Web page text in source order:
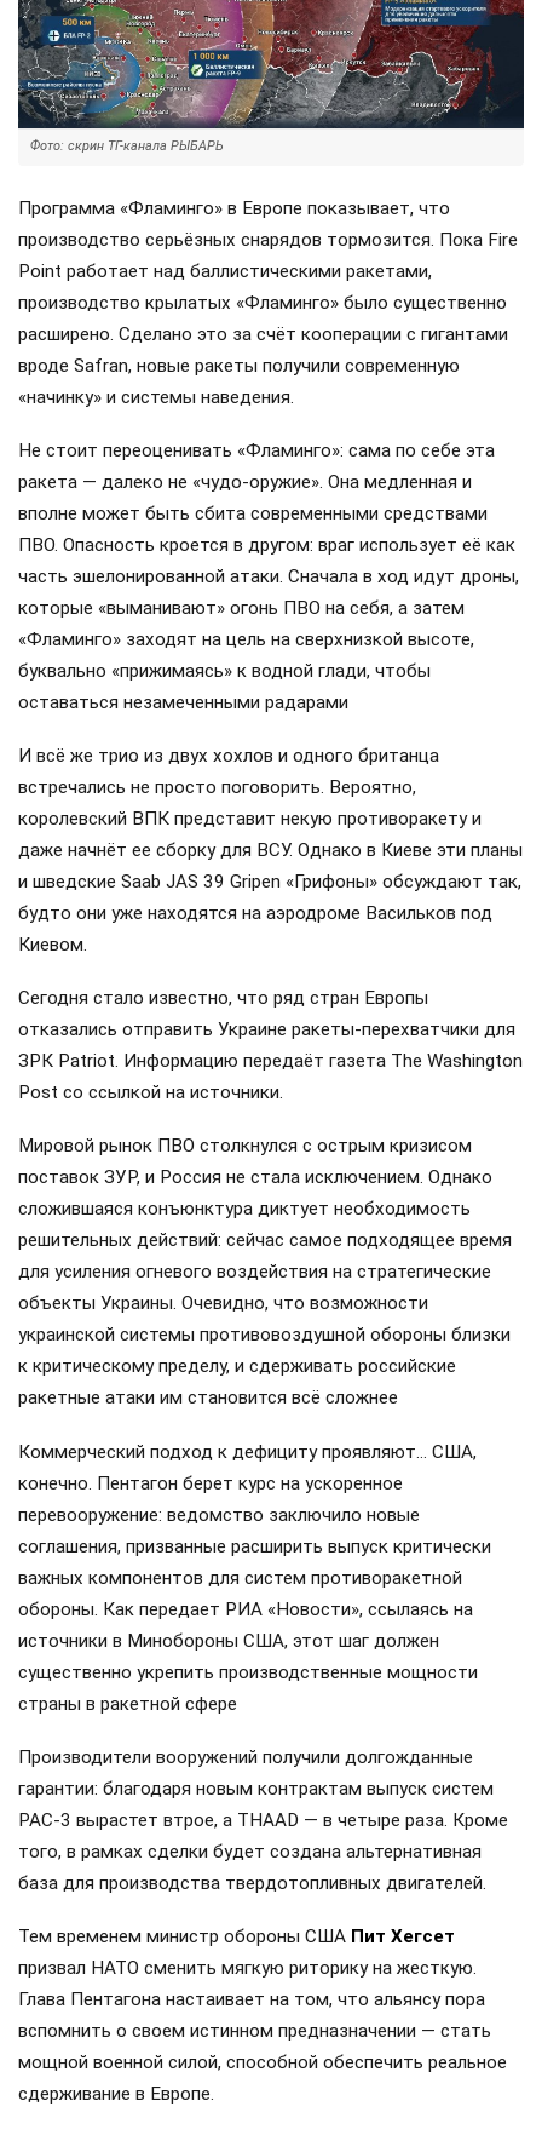
Фото: скрин ТГ-канала РЫБАРЬ
Программа «Фламинго» в Европе показывает, что
производство серьёзных снарядов тормозится. Пока Fire
Point работает над баллистическими ракетами,
производство крылатых «Фламинго» было существенно
расширено. Сделано это за счёт кооперации с гигантами
вроде Safran, новые ракеты получили современную
«начинку» и системы наведения.
Не стоит переоценивать «Фламинго»: сама по себе эта
ракета — далеко не «чудо-оружие». Она медленная и
вполне может быть сбита современными средствами
ПВО. Опасность кроется в другом: враг использует её как
часть эшелонированной атаки. Сначала в ход идут дроны,
которые «выманивают» огонь ПВО на себя, а затем
«Фламинго» заходят на цель на сверхнизкой высоте,
буквально «прижимаясь» к водной глади, чтобы
оставаться незамеченными радарами
И всё же трио из двух хохлов и одного британца
встречались не просто поговорить. Вероятно,
королевский ВПК представит некую противоракету и
даже начнёт ее сборку для ВСУ. Однако в Киеве эти планы
и шведские Saab JAS 39 Gripen «Грифоны» обсуждают так,
будто они уже находятся на аэродроме Васильков под
Киевом.
Сегодня стало известно, что ряд стран Европы
отказались отправить Украине ракеты-перехватчики для
ЗРК Patriot. Информацию передаёт газета The Washington
Post со ссылкой на источники.
Мировой рынок ПВО столкнулся с острым кризисом
поставок ЗУР, и Россия не стала исключением. Однако
сложившаяся конъюнктура диктует необходимость
решительных действий: сейчас самое подходящее время
для усиления огневого воздействия на стратегические
объекты Украины. Очевидно, что возможности
украинской системы противовоздушной обороны близки
к критическому пределу, и сдерживать российские
ракетные атаки им становится всё сложнее
Коммерческий подход к дефициту проявляют… США,
конечно. Пентагон берет курс на ускоренное
перевооружение: ведомство заключило новые
соглашения, призванные расширить выпуск критически
важных компонентов для систем противоракетной
обороны. Как передает РИА «Новости», ссылаясь на
источники в Минобороны США, этот шаг должен
существенно укрепить производственные мощности
страны в ракетной сфере
Производители вооружений получили долгожданные
гарантии: благодаря новым контрактам выпуск систем
PAC-3 вырастет втрое, а THAAD — в четыре раза. Кроме
того, в рамках сделки будет создана альтернативная
база для производства твердотопливных двигателей.
Тем временем министр обороны США Пит Хегсет
призвал НАТО сменить мягкую риторику на жесткую.
Глава Пентагона настаивает на том, что альянсу пора
вспомнить о своем истинном предназначении — стать
мощной военной силой, способной обеспечить реальное
сдерживание в Европе.